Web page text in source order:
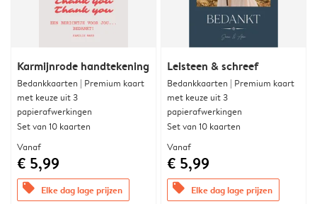
Karmijnrode handtekening
Bedankkaarten | Premium kaart
met keuze uit 3
papierafwerkingen
Set van 10 kaarten
Vanaf
€ 5,99
offers Elke dag lage prijzen
Leisteen & schreef
Bedankkaarten | Premium kaart
met keuze uit 3
papierafwerkingen
Set van 10 kaarten
Vanaf
€ 5,99
offers Elke dag lage prijzen